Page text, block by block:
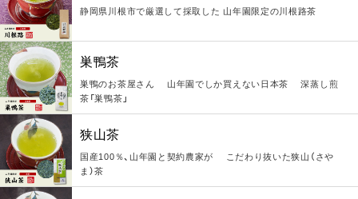
静岡県川根市で厳選して採取した 山年園限定の川根路茶
巣鴨茶
巣鴨のお茶屋さん 山年園でしか買えない日本茶 深蒸し煎
茶「巣鴨茶」
狭山茶
国産100％、山年園と契約農家が こだわり抜いた狭山（さや
ま）茶